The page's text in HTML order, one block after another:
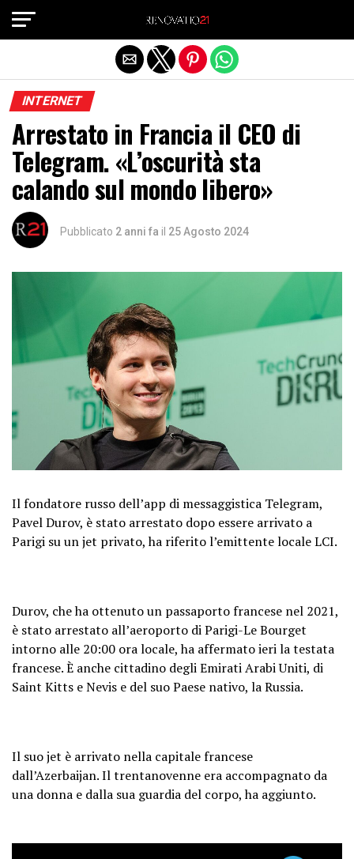
INTERNET
Arrestato in Francia il CEO di
Telegram. «L’oscurità sta
calando sul mondo libero»
Pubblicato 2 anni fa il 25 Agosto 2024
Il fondatore russo dell’app di messaggistica Telegram,
Pavel Durov, è stato arrestato dopo essere arrivato a
Parigi su un jet privato, ha riferito l’emittente locale LCI.
Durov, che ha ottenuto un passaporto francese nel 2021,
è stato arrestato all’aeroporto di Parigi-Le Bourget
intorno alle 20:00 ora locale, ha affermato ieri la testata
francese. È anche cittadino degli Emirati Arabi Uniti, di
Saint Kitts e Nevis e del suo Paese nativo, la Russia.
Il suo jet è arrivato nella capitale francese
dall’Azerbaijan. Il trentanovenne era accompagnato da
una donna e dalla sua guardia del corpo, ha aggiunto.
Exit mobile version